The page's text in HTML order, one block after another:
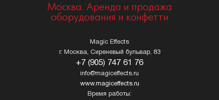
Москва. Аренда и продажа
оборудования и конфетти
Magic Effects
г. Москва, Сиреневый бульвар, 83
+7 (905) 747 61 76
info@magiceffects.ru
www.magiceffects.ru
Время работы: